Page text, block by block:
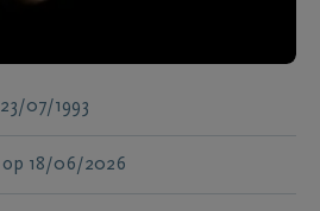
23/07/1993
op 18/06/2026